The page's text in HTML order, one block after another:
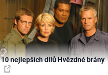
10 nejlepších dílů Hvězdné brány